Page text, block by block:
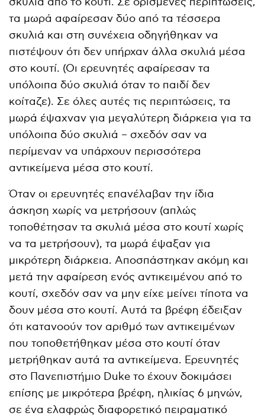
τα μωρά αφαίρεσαν δύο από τα τέσσερα
σκυλιά και στη συνέχεια οδηγήθηκαν να
πιστέψουν ότι δεν υπήρχαν άλλα σκυλιά μέσα
στο κουτί. (Οι ερευνητές αφαίρεσαν τα
υπόλοιπα δύο σκυλιά όταν το παιδί δεν
κοίταζε). Σε όλες αυτές τις περιπτώσεις, τα
μωρά έψαχναν για μεγαλύτερη διάρκεια για τα
υπόλοιπα δύο σκυλιά – σχεδόν σαν να
περίμεναν να υπάρχουν περισσότερα
αντικείμενα μέσα στο κουτί.
Όταν οι ερευνητές επανέλαβαν την ίδια
άσκηση χωρίς να μετρήσουν (απλώς
τοποθέτησαν τα σκυλιά μέσα στο κουτί χωρίς
να τα μετρήσουν), τα μωρά έψαξαν για
μικρότερη διάρκεια. Αποσπάστηκαν ακόμη και
μετά την αφαίρεση ενός αντικειμένου από το
κουτί, σχεδόν σαν να μην είχε μείνει τίποτα να
δουν μέσα στο κουτί. Αυτά τα βρέφη έδειξαν
ότι κατανοούν τον αριθμό των αντικειμένων
που τοποθετήθηκαν μέσα στο κουτί όταν
μετρήθηκαν αυτά τα αντικείμενα. Ερευνητές
στο Πανεπιστήμιο Duke το έχουν δοκιμάσει
επίσης με μικρότερα βρέφη, ηλικίας 6 μηνών,
σε ένα ελαφρώς διαφορετικό πειραματικό